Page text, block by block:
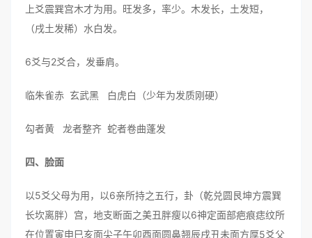
上爻震巽宫木才为用。旺发多，率少。木发长，土发短，
（戌土发稀）水白发。
6爻与2爻合，发垂肩。
临朱雀赤 玄武黑 白虎白（少年为发质刚硬）
勾者黄 龙者整齐 蛇者卷曲蓬发
四、脸面
以5爻父母为用，以6亲所持之五行，卦（乾兑圆艮坤方震巽
长坎离胖）宫，地支断面之美丑胖瘦以6神定面部疤痕痣纹所
在位置寅申巳亥面尖子午卯酉面圆鼻翘辰戌丑未面方厚5爻父